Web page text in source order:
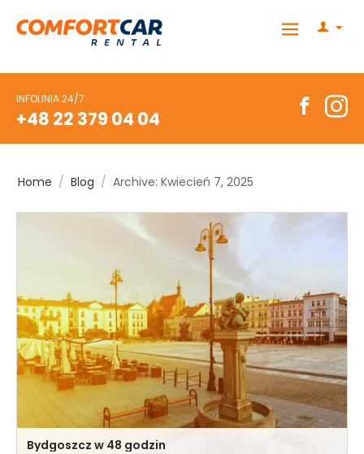
INFOLINIA 24/7
+48 22 379 04 04
Home / Blog / Archive: Kwiecień 7, 2025
Bydgoszcz w 48 godzin